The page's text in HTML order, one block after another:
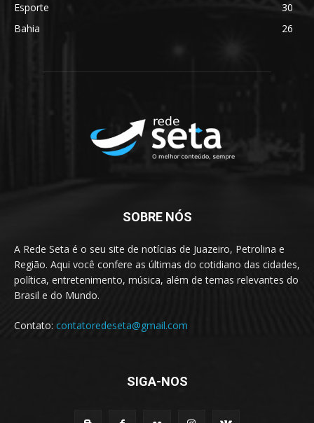
Esporte
30
Bahia
26
SOBRE NÓS
A Rede Seta é o seu site de notícias de Juazeiro, Petrolina e
Região. Aqui você confere as últimas do cotidiano das cidades,
política, entretenimento, música, além de temas relevantes do
Brasil e do Mundo.
Contato: contatoredeseta@gmail.com
SIGA-NOS